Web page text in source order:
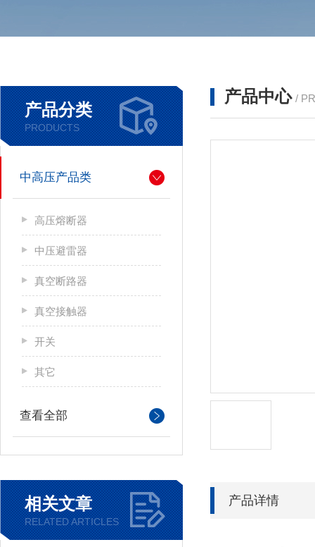
产品分类
PRODUCTS
中高压产品类
高压熔断器
中压避雷器
真空断路器
真空接触器
开关
其它
查看全部
相关文章
RELATED ARTICLES
产品中心 /
产品详情